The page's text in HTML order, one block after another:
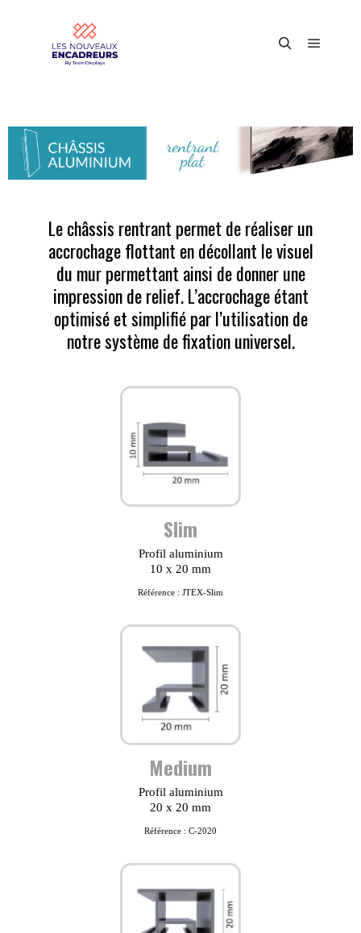
Le châssis rentrant permet de réaliser un
accrochage flottant en décollant le visuel
du mur permettant ainsi de donner une
impression de relief.L’accrochage étant
optimisé et simplifié par l’utilisation de
notre système de fixation universel.
Slim
Profil aluminium
10 x 20 mm
Référence : JTEX-Slim
Medium
Profil aluminium
20 x 20 mm
Référence : C-2020